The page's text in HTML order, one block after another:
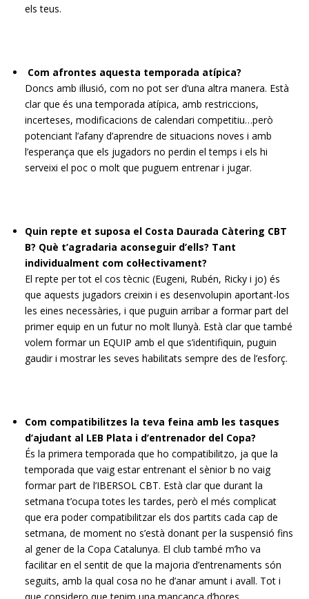
els teus.
Com afrontes aquesta temporada atípica?
Doncs amb il·lusió, com no pot ser d’una altra manera. Està
clar que és una temporada atípica, amb restriccions,
incerteses, modificacions de calendari competitiu…però
potenciant l’afany d’aprendre de situacions noves i amb
l’esperança que els jugadors no perdin el temps i els hi
serveixi el poc o molt que puguem entrenar i jugar.
Quin repte et suposa el Costa Daurada Càtering CBT
B? Què t’agradaria aconseguir d’ells? Tant
individualment com col·lectivament?
El repte per tot el cos tècnic (Eugeni, Rubén, Ricky i jo) és
que aquests jugadors creixin i es desenvolupin aportant-los
les eines necessàries, i que puguin arribar a formar part del
primer equip en un futur no molt llunyà. Està clar que també
volem formar un EQUIP amb el que s’identifiquin, puguin
gaudir i mostrar les seves habilitats sempre des de l’esforç.
Com compatibilitzes la teva feina amb les tasques
d’ajudant al LEB Plata i d’entrenador del Copa?
És la primera temporada que ho compatibilitzo, ja que la
temporada que vaig estar entrenant el sènior b no vaig
formar part de l’IBERSOL CBT. Està clar que durant la
setmana t’ocupa totes les tardes, però el més complicat
que era poder compatibilitzar els dos partits cada cap de
setmana, de moment no s’està donant per la suspensió fins
al gener de la Copa Catalunya. El club també m’ho va
facilitar en el sentit de que la majoria d’entrenaments són
seguits, amb la qual cosa no he d’anar amunt i avall. Tot i